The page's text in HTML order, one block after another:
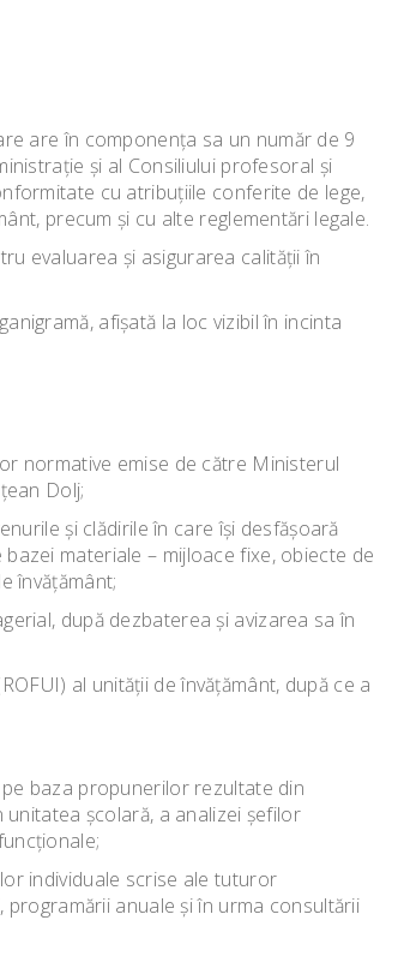
are în componenţa sa un număr de 9
şi al Consiliului profesoral şi
cu atribuţiile conferite de lege,
precum şi cu alte reglementări legale.
evaluarea şi asigurarea calităţii în
afişată la loc vizibil în incinta
normative emise de către Ministerul
Dolj;
şi clădirile în care îşi desfăşoară
materiale – mijloace fixe, obiecte de
învăţământ;
după dezbaterea şi avizarea sa în
al unităţii de învăţământ, după ce a
baza propunerilor rezultate din
şcolară, a analizei şefilor
individuale scrise ale tuturor
anuale şi în urma consultării